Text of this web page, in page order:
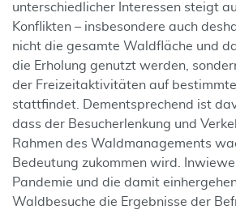
unterschiedlicher Interessen steigt
Konflikten – insbesondere auch
nicht die gesamte Waldfläche und
die Erholung genutzt werden,
der Freizeitaktivitäten auf
stattfindet. Dementsprechend ist
dass der Besucherlenkung und
Rahmen des Waldmanagements
Bedeutung zukommen wird.
Pandemie und die damit
Waldbesuche die Ergebnisse der